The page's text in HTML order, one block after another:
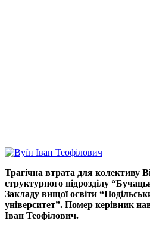
Трагічна втрата для колективу
структурного підрозділу
Закладу вищої освіти
університет”. Помер керівник
Іван Теофілович.